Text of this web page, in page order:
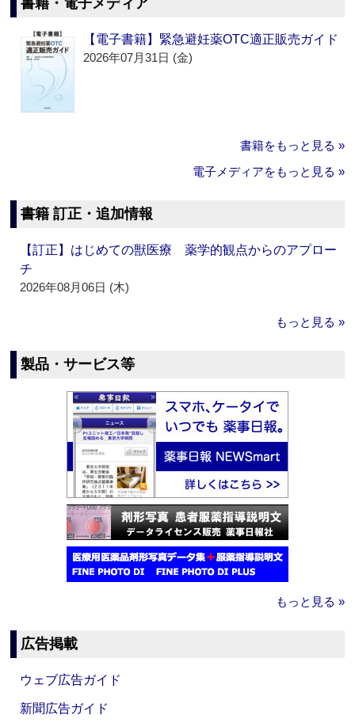
書籍・電子メディア
【電子書籍】緊急避妊薬OTC適正販売ガイド
2026年07月31日 (金)
書籍をもっと見る »
電子メディアをもっと見る »
書籍 訂正・追加情報
【訂正】はじめての獣医療 薬学的観点からのアプロー
チ
2026年08月06日 (木)
もっと見る »
製品・サービス等
もっと見る »
広告掲載
ウェブ広告ガイド
新聞広告ガイド